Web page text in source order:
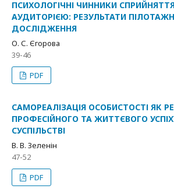
ПСИХОЛОГІЧНІ ЧИННИКИ
АУДИТОРІЄЮ: РЕЗУЛЬТАТИ
ДОСЛІДЖЕННЯ
О. С. Єгорова
39-46
PDF
САМОРЕАЛІЗАЦІЯ ОСОБИСТОСТІ ЯК
ПРОФЕСІЙНОГО ТА ЖИТТЄВОГО
СУСПІЛЬСТВІ
В. В. Зеленін
47-52
PDF